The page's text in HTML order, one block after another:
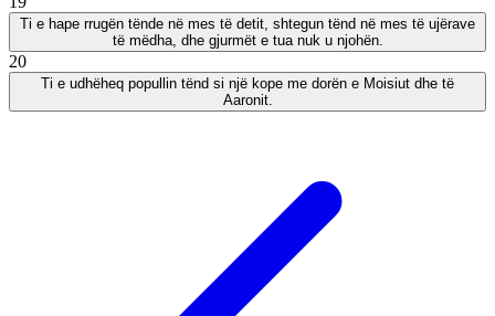
Ti e hape rrugën tënde në mes të detit, shtegun tënd në mes të ujërave
të mëdha, dhe gjurmët e tua nuk u njohën.
20
Ti e udhëheq popullin tënd si një kope me dorën e Moisiut dhe të
Aaronit.